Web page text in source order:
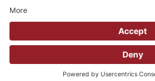
Copyright © 2025 Yuki Homes |
Politique de confidentialité
Conditions générales d'utilisation
Politique en matière de cookies